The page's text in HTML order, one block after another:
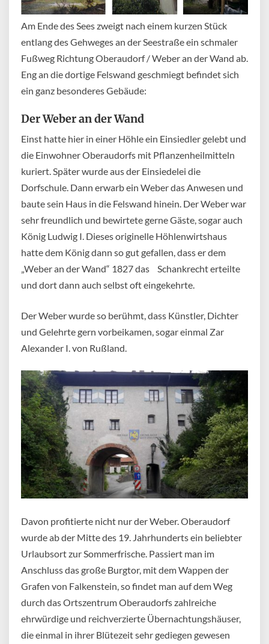
Am Ende des Sees zweigt nach einem kurzen Stück
entlang des Gehweges an der Seestraße ein schmaler
Fußweg Richtung Oberaudorf / Weber an der Wand ab.
Eng an die dortige Felswand geschmiegt befindet sich
ein ganz besonderes Gebäude:
Der Weber an der Wand
Einst hatte hier in einer Höhle ein Einsiedler gelebt und
die Einwohner Oberaudorfs mit Pflanzenheilmitteln
kuriert. Später wurde aus der Einsiedelei die
Dorfschule. Dann erwarb ein Weber das Anwesen und
baute sein Haus in die Felswand hinein. Der Weber war
sehr freundlich und bewirtete gerne Gäste, sogar auch
König Ludwig I. Dieses originelle Höhlenwirtshaus
hatte dem König dann so gut gefallen, dass er dem
„Weber an der Wand“ 1827 das Schankrecht erteilte
und dort dann auch selbst oft eingekehrte.
Der Weber wurde so berühmt, dass Künstler, Dichter
und Gelehrte gern vorbeikamen, sogar einmal Zar
Alexander I. von Rußland.
Davon profitierte nicht nur der Weber. Oberaudorf
wurde ab der Mitte des 19. Jahrhunderts ein beliebter
Urlaubsort zur Sommerfrische. Passiert man im
Anschluss das große Burgtor, mit dem Wappen der
Grafen von Falkenstein, so findet man auf dem Weg
durch das Ortszentrum Oberaudorfs zahlreiche
ehrwürdige und reichverzierte Übernachtungshäuser,
die einmal in ihrer Blütezeit sehr gediegen gewesen